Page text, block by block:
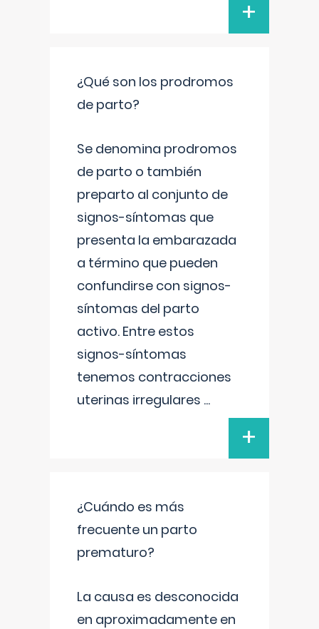
+
¿Qué son los prodromos
de parto?
Se denomina prodromos
de parto o también
preparto al conjunto de
signos-síntomas que
presenta la embarazada
a término que pueden
confundirse con signos-
síntomas del parto
activo. Entre estos
signos-síntomas
tenemos contracciones
uterinas irregulares ...
+
¿Cuándo es más
frecuente un parto
prematuro?
La causa es desconocida
en aproximadamente en